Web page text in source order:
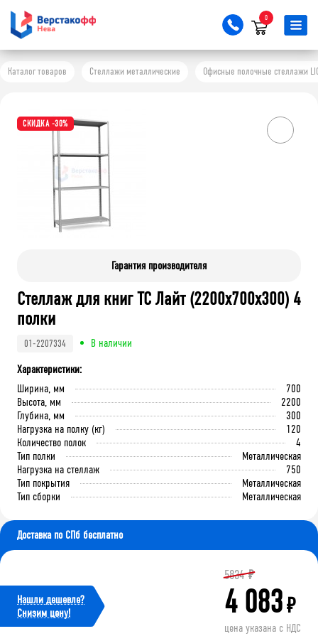
0
Каталог товаров Стеллажи металлические Офисные полочные стеллажи
СКИДКА -30%
Гарантия производителя
Стеллаж для книг ТС Лайт (2200x700x300) 4
полки
01-2207334
В наличии
Характеристики:
Ширина, мм
700
Высота, мм
2200
Глубина, мм
300
Нагрузка на полку (кг)
120
Количество полок
4
Тип полки
Металлическая
Нагрузка на стеллаж
750
Тип покрытия
Металлическая
Тип сборки
Металлическая
Доставка по СПб бесплатно
Нашли дешевле?
Cнизим цену!
5834 ₽
4 083₽
цена указана с НДС